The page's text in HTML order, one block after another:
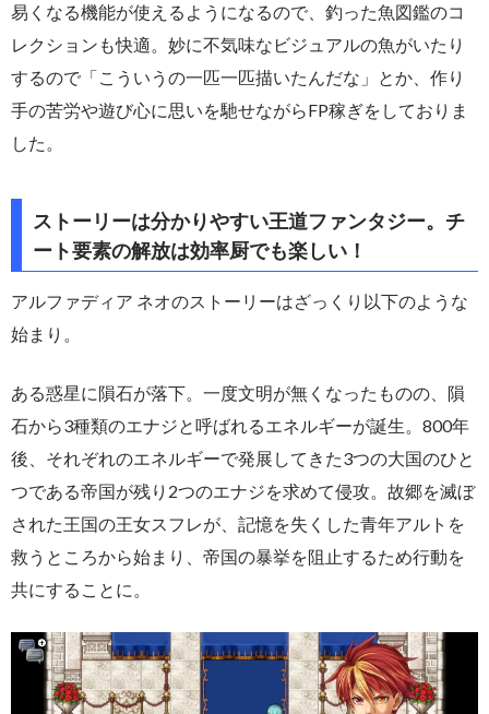
易くなる機能が使えるようになるので、釣った魚図鑑のコ
レクションも快適。妙に不気味なビジュアルの魚がいたり
するので「こういうの一匹一匹描いたんだな」とか、作り
手の苦労や遊び心に思いを馳せながらFP稼ぎをしておりま
した。
ストーリーは分かりやすい王道ファンタジー。チ
ート要素の解放は効率厨でも楽しい！
アルファディア ネオのストーリーはざっくり以下のような
始まり。
ある惑星に隕石が落下。一度文明が無くなったものの、隕
石から3種類のエナジと呼ばれるエネルギーが誕生。800年
後、それぞれのエネルギーで発展してきた3つの大国のひと
つである帝国が残り2つのエナジを求めて侵攻。故郷を滅ぼ
された王国の王女スフレが、記憶を失くした青年アルトを
救うところから始まり、帝国の暴挙を阻止するため行動を
共にすることに。